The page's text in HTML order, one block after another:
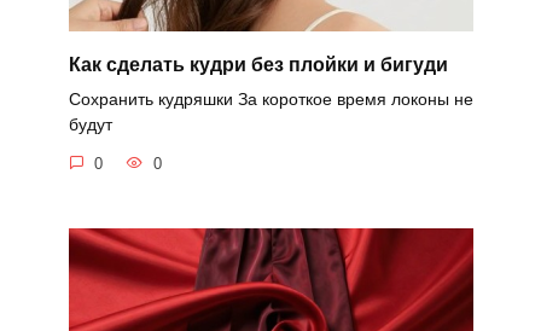
Как сделать кудри без плойки и бигуди
Сохранить кудряшки За короткое время локоны не
будут
0 0